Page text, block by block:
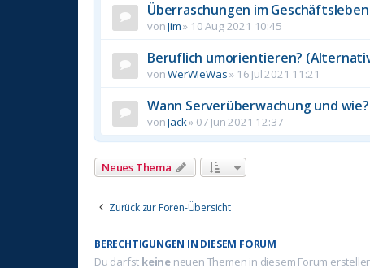
Überraschungen im
vonJim» 10 Aug 2021 10:45
Beruflich umorientieren?
vonWerWieWas» 16 Jul 2021 11:21
Wann Serverüberwachung und wie?
vonJack» 07 Jun 2021 12:37
Neues Thema
Zurück zur Foren-Übersicht
BERECHTIGUNGEN IN DIESEM FORUM
Du darfst keine neuen Themen in diesem Forum